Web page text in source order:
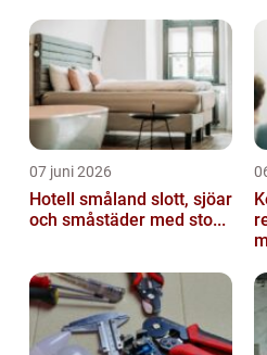
07 juni 2026
Hotell småland slott, sjöar
och småstäder med sto...